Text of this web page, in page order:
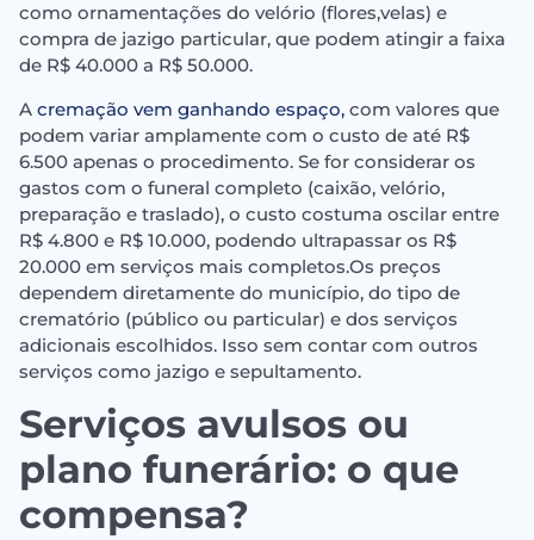
como ornamentações do velório (flores,velas) e
compra de jazigo particular, que podem atingir a faixa
de R$ 40.000 a R$ 50.000.
A cremação vem ganhando espaço, com valores que
podem variar amplamente com o custo de até R$
6.500 apenas o procedimento. Se for considerar os
gastos com o funeral completo (caixão, velório,
preparação e traslado), o custo costuma oscilar entre
R$ 4.800 e R$ 10.000, podendo ultrapassar os R$
20.000 em serviços mais completos.Os preços
dependem diretamente do município, do tipo de
crematório (público ou particular) e dos serviços
adicionais escolhidos. Isso sem contar com outros
serviços como jazigo e sepultamento.
Serviços avulsos ou
plano funerário: o que
compensa?